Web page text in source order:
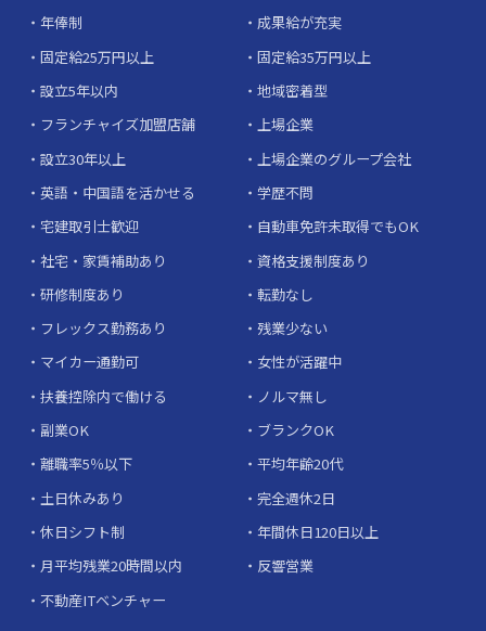
年俸制
成果給が充実
固定給25万円以上
固定給35万円以上
設立5年以内
地域密着型
フランチャイズ加盟店舗
上場企業
設立30年以上
上場企業のグループ会社
英語・中国語を活かせる
学歴不問
宅建取引士歓迎
自動車免許未取得でもOK
社宅・家賃補助あり
資格支援制度あり
研修制度あり
転勤なし
フレックス勤務あり
残業少ない
マイカー通勤可
女性が活躍中
扶養控除内で働ける
ノルマ無し
副業OK
ブランクOK
離職率5％以下
平均年齢20代
土日休みあり
完全週休2日
休日シフト制
年間休日120日以上
月平均残業20時間以内
反響営業
不動産ITベンチャー